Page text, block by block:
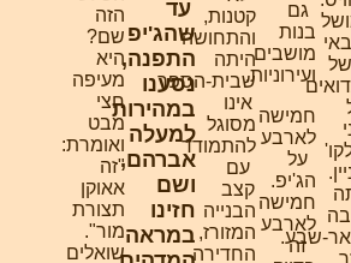
גם
בנות
מושבים
ועירוניות.
חמישה
לארבע
על
הג'יפ.
חמישה
לארבע
זה
קטנות,
והתחושה
היתה
שבית-הספר
מסוגל
להתמודד
קצב
הבנייה
המזורז,
החדירה
עד
שהג'יפ
התפנה,
נסענו
במהירות
למעלה
אברהם,
ושם
חזינו
במראה
שם?
היא
מעיפה
חצי
מבט
ואומרת:
"זה
אאוקן
תצורת
מור".
שואלים